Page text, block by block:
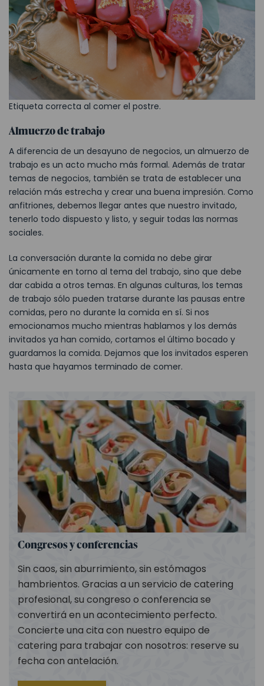
Etiqueta correcta al comer el postre.
Almuerzo de trabajo
A diferencia de un desayuno de negocios, un almuerzo de
trabajo es un acto mucho más formal. Además de tratar
temas de negocios, también se trata de establecer una
relación más estrecha y crear una buena impresión. Como
anfitriones, debemos llegar antes que nuestro invitado,
tenerlo todo dispuesto y listo, y seguir todas las normas
sociales.
La conversación durante la comida no debe girar
únicamente en torno al tema del trabajo, sino que debe
dar cabida a otros temas. En algunas culturas, los temas
de trabajo sólo pueden tratarse durante las pausas entre
comidas, pero no durante la comida en sí. Si nos
emocionamos mucho mientras hablamos y los demás
invitados ya han comido, cortamos el último bocado y
guardamos la comida. Dejamos que los invitados esperen
hasta que hayamos terminado de comer.
Congresos y conferencias
Sin caos, sin aburrimiento, sin estómagos
hambrientos. Gracias a un servicio de catering
profesional, su congreso o conferencia se
convertirá en un acontecimiento perfecto.
Concierte una cita con nuestro equipo de
catering para trabajar con nosotros: reserve su
fecha con antelación.